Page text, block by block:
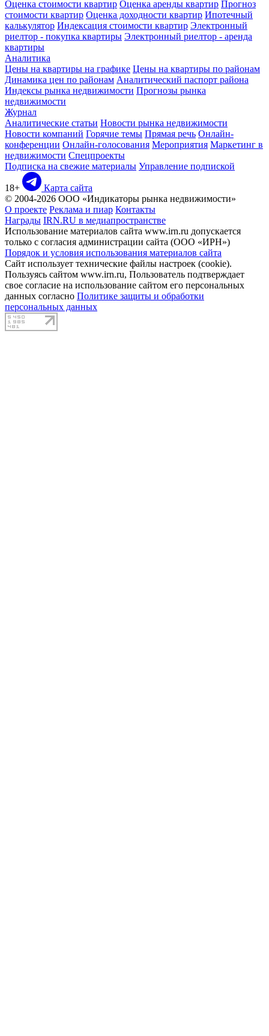
Оценка стоимости квартир Оценка аренды квартир Прогноз
стоимости квартир Оценка доходности квартир Ипотечный
калькулятор Индексация стоимости квартир Электронный
риелтор - покупка квартиры Электронный риелтор - аренда
квартиры
Аналитика
Цены на квартиры на графике Цены на квартиры по районам
Динамика цен по районам Аналитический паспорт района
Индексы рынка недвижимости Прогнозы рынка
недвижимости
Журнал
Аналитические статьи Новости рынка недвижимости
Новости компаний Горячие темы Прямая речь Онлайн-
конференции Онлайн-голосования Мероприятия Маркетинг в
недвижимости Спецпроекты
Подписка на свежие материалы Управление подпиской
18+
Карта сайта
© 2004-2026 ООО «Индикаторы рынка недвижимости»
О проекте Реклама и пиар Контакты
Награды IRN.RU в медиапространстве
Использование материалов сайта www.irn.ru допускается
только с согласия администрации сайта (ООО «ИРН»)
Порядок и условия использования материалов сайта
Сайт использует технические файлы настроек (cookie).
Пользуясь сайтом www.irn.ru, Пользователь подтверждает
свое согласие на использование сайтом его персональных
данных согласно Политике защиты и обработки
персональных данных